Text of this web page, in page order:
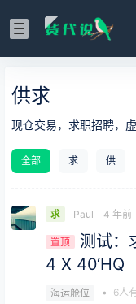
供求
现仓交易，求职招聘，
全部 求 供
求 Paul 4 年前
置顶
测试：
4 X 40‘HQ
海运舱位 • 6人